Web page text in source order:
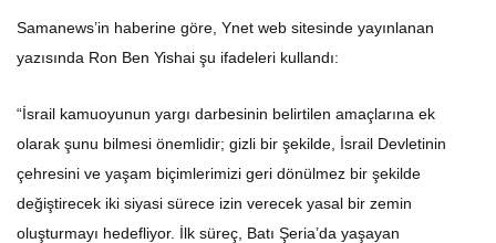
Samanews’in haberine göre, Ynet web sitesinde yayınlanan
yazısında Ron Ben Yishai şu ifadeleri kullandı:
“İsrail kamuoyunun yargı darbesinin belirtilen amaçlarına ek
olarak şunu bilmesi önemlidir; gizli bir şekilde, İsrail Devletinin
çehresini ve yaşam biçimlerimizi geri dönülmez bir şekilde
değiştirecek iki siyasi sürece izin verecek yasal bir zemin
oluşturmayı hedefliyor. İlk süreç, Batı Şeria’da yaşayan